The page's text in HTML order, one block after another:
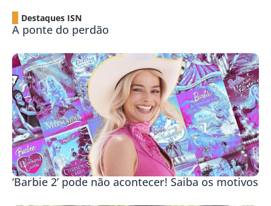
Destaques ISN
A ponte do perdão
‘Barbie 2’ pode não acontecer! Saiba os motivos